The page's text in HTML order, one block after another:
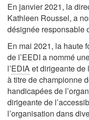
En janvier 2021, la
Kathleen Roussel, a
désignée responsable
En mai 2021, la haute
de l’EEDI a nommé
l’EDIAet dirigeante de
à titre de championne
handicapées de
dirigeante de
l’organisation dans